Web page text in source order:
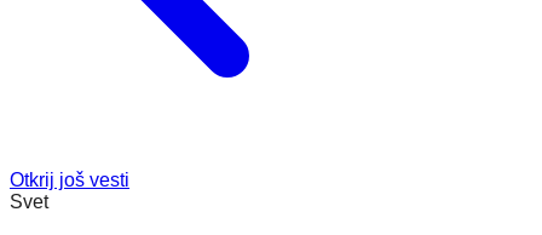
Otkrij još vesti
Svet